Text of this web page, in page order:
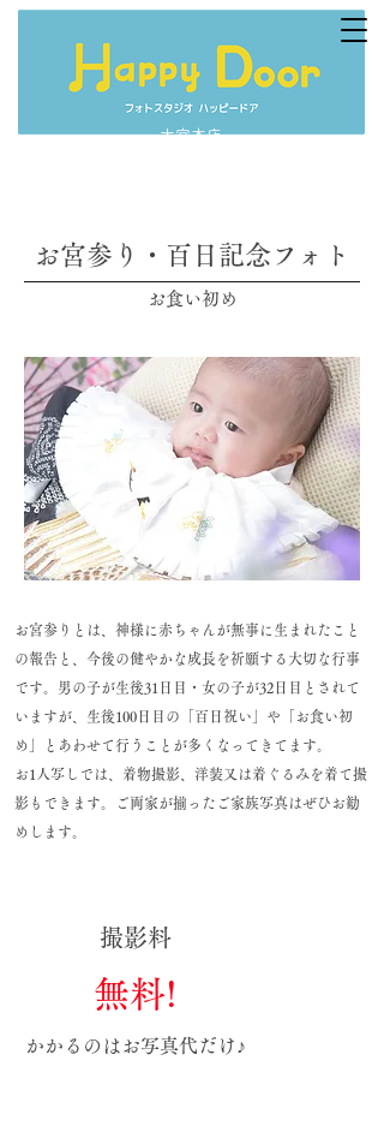
大宮本店
お宮参り・百日記念フォト
お食い初め
お宮参りとは、神様に赤ちゃんが無事に生まれたこと
の報告と、今後の健やかな成長を祈願する大切な行事
です。男の子が生後31日目・女の子が32日目とされて
いますが、​生後100日目の「百日祝い」や「お食い初
め」とあわせて行うことが多くなってきてます。
お1人写しでは、着物撮影、洋装又は着ぐるみを着て撮
影もできます。ご両家が揃ったご家族写真はぜひお勧
めします。
​撮影料
無料!
かかるのはお写真代だけ♪